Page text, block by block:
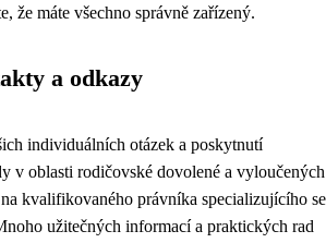
že máte všechno správně zařízený.
a odkazy
individuálních otázek a poskytnutí
v oblasti rodičovské dovolené a vyloučených
kvalifikovaného právníka specializujícího se
užitečných informací a praktických rad